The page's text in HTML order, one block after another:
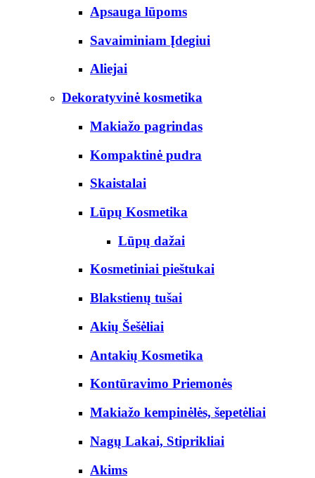
Apsauga lūpoms
Savaiminiam Įdegiui
Aliejai
Dekoratyvinė kosmetika
Makiažo pagrindas
Kompaktinė pudra
Skaistalai
Lūpų Kosmetika
Lūpų dažai
Kosmetiniai pieštukai
Blakstienų tušai
Akių Šešėliai
Antakių Kosmetika
Kontūravimo Priemonės
Makiažo kempinėlės, šepetėliai
Nagų Lakai, Stiprikliai
Akims